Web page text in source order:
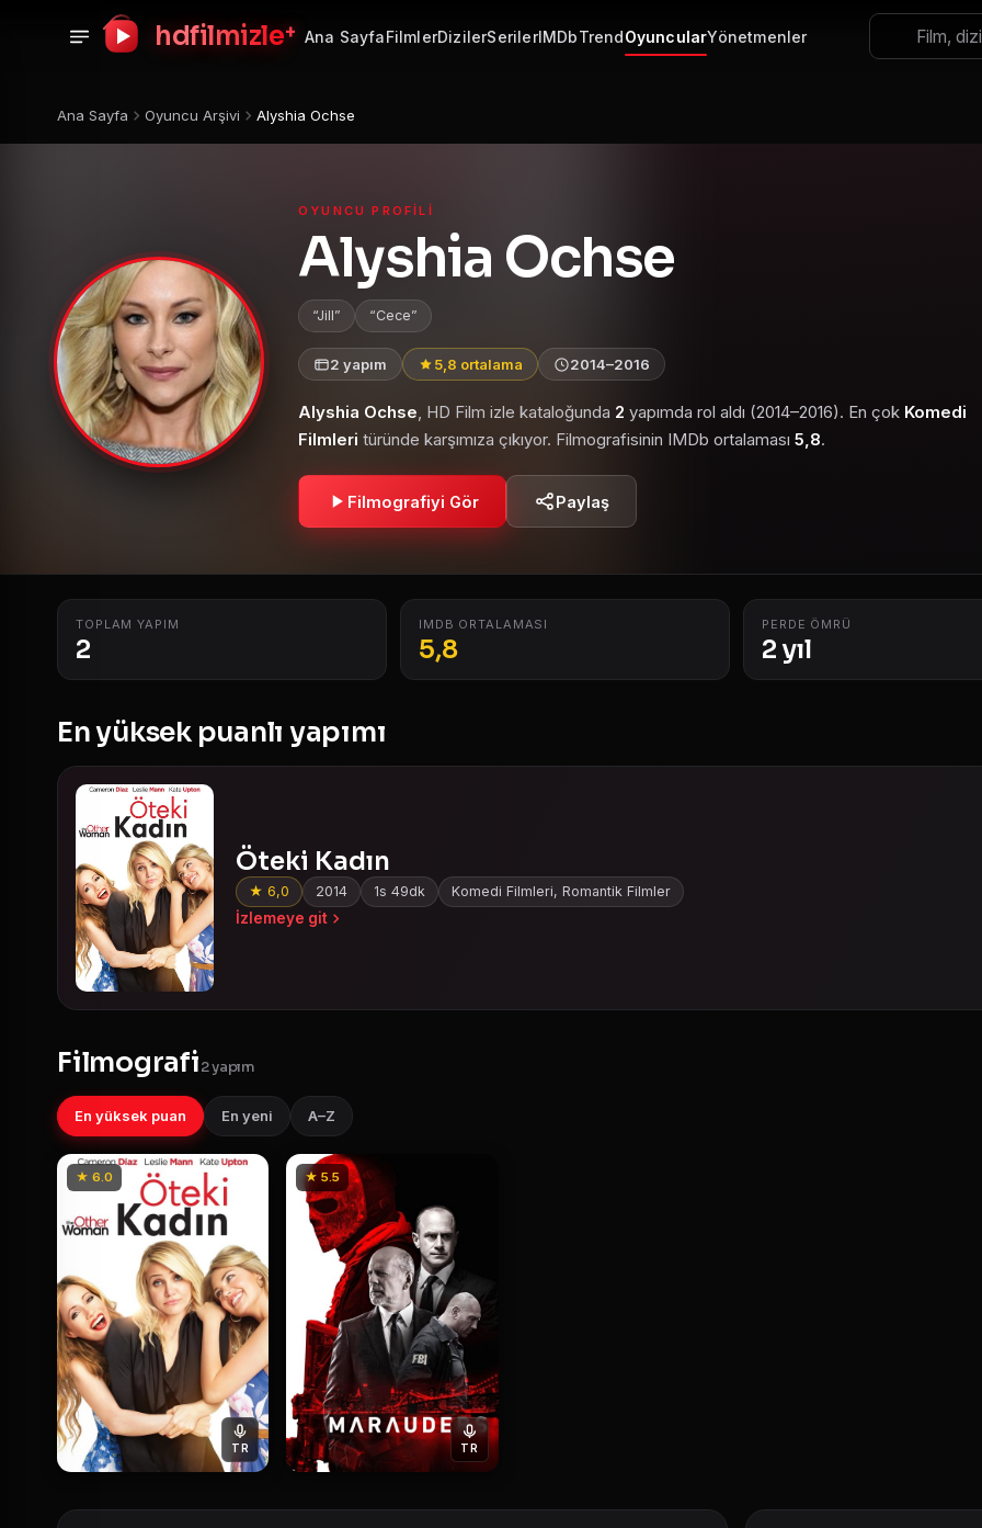
hdfilmizle+ Ana SayfaFilmlerDizilerSerilerIMDbTrendOyuncularYönetmenler
Ana Sayfa Oyuncu Arşivi Alyshia Ochse
OYUNCU PROFILI
Alyshia Ochse
Jill Cece
2 yapım 5,8 ortalama 2014–2016
Alyshia Ochse, HD Film izle kataloğunda 2 yapımda rol aldı (2014–2016). En çok Komedi
Filmleri türünde karşımıza çıkıyor. Filmografisinin IMDb ortalaması 5,8.
Filmografiyi Gör Paylaş
TOPLAM YAPIM
2
IMDB ORTALAMASI
5,8
PERDE ÖMRÜ
2 yıl
En yüksek puanlı yapımı
Öteki Kadın
★ 6,0 2014 1s 49dk Komedi Filmleri, Romantik Filmler
İzlemeye git
Filmografi2 yapım
En yüksek puan En yeni A–Z
★ 6.0
TR
★ 5.5
TR